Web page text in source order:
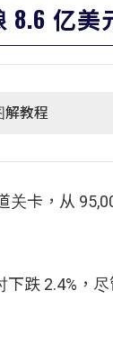
亿
解教程
卡，从
跌 2.4%，